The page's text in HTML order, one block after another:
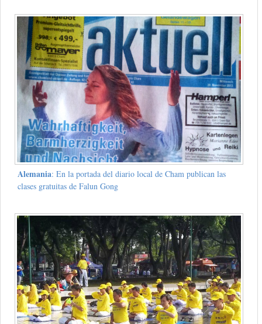
Alemania: En la portada del diario local de Cham publican las
clases gratuitas de Falun Gong